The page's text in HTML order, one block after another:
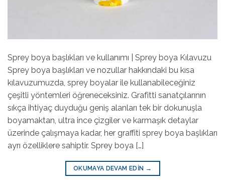
Sprey boya başlıkları ve kullanımı | Sprey boya Kılavuzu
Sprey boya başlıkları ve nozullar hakkındaki bu kısa
kılavuzumuzda, sprey boyalar ile kullanabileceğiniz
çeşitli yöntemleri öğreneceksiniz. Grafitti sanatçılarının
sıkça ihtiyaç duyduğu geniş alanları tek bir dokunuşla
boyamaktan, ultra ince çizgiler ve karmaşık detaylar
üzerinde çalışmaya kadar, her graffiti sprey boya başlıkları
ayrı özelliklere sahiptir. Sprey boya […]
OKUMAYA DEVAM EDIN →